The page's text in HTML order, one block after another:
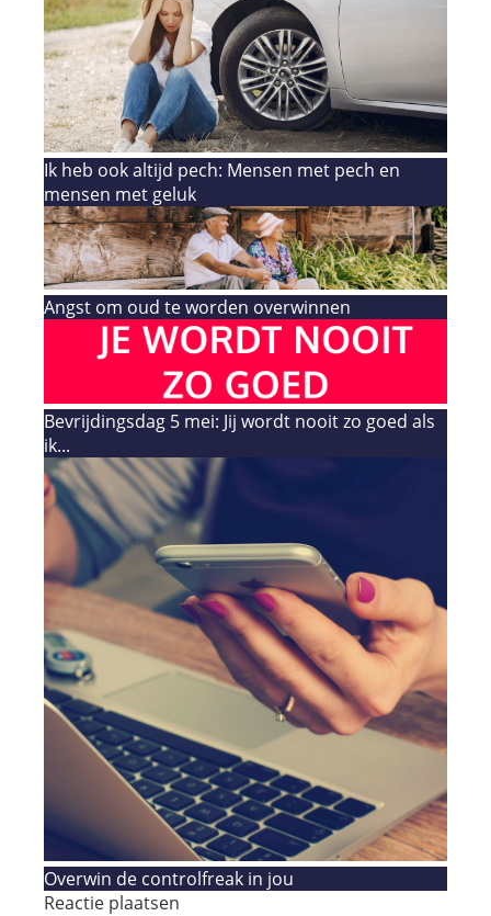
Ik heb ook altijd pech: Mensen met pech en
mensen met geluk
Angst om oud te worden overwinnen
Bevrijdingsdag 5 mei: Jij wordt nooit zo goed als
ik...
Overwin de controlfreak in jou
Reactie plaatsen